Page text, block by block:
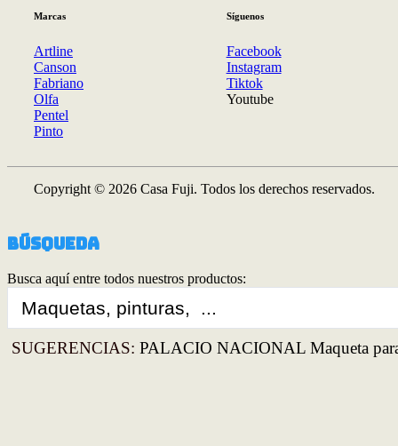
Marcas
Artline
Canson
Fabriano
Olfa
Pentel
Pinto
Síguenos
Facebook
Instagram
Tiktok
Youtube
Copyright © 2026 Casa Fuji. Todos los derechos reservados.
Búsqueda
Busca aquí entre todos nuestros productos:
SUGERENCIAS: PALACIO NACIONAL Maqueta